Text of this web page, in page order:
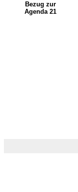
Bezug zur
Agenda 21